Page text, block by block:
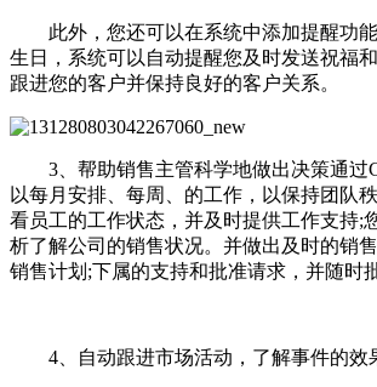
此外，您还可以在系统中添加提醒功能
生日，系统可以自动提醒您及时发送祝福
跟进您的客户并保持良好的客户关系。
3、帮助销售主管科学地做出决策通过
以每月安排、每周、的工作，以保持团队
看员工的工作状态，并及时提供工作支持;
析了解公司的销售状况。并做出及时的销
销售计划;下属的支持和批准请求，并随时
4、自动跟进市场活动，了解事件的效